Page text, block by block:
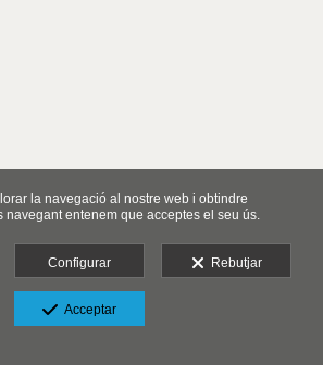
la navegació al nostre web i obtindre
navegant entenem que acceptes el seu ús.
Configurar Rebutjar
Acceptar